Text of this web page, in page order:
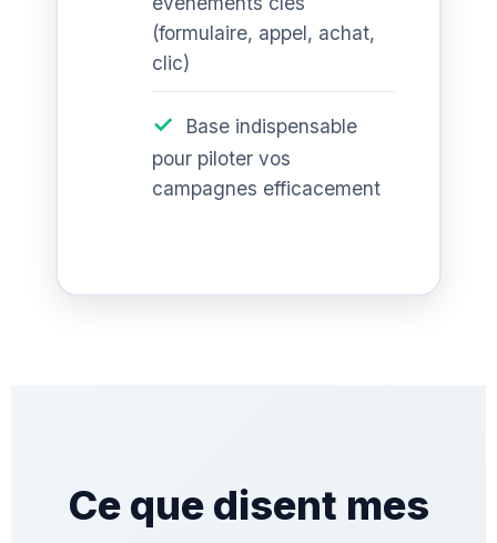
(formulaire, appel, achat,
clic)
Base indispensable
pour piloter vos
campagnes efficacement
Ce que disent mes